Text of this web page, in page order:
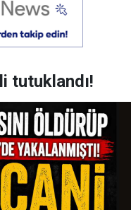
tutuklandı!